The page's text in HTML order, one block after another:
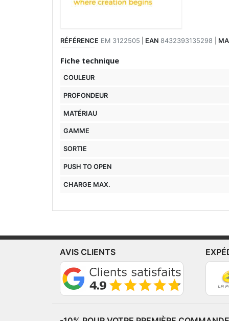
RÉFÉRENCE EM 3122505 EAN 8432393135298
Fiche technique
COULEUR
PROFONDEUR
MATÉRIAU
GAMME
SORTIE
PUSH TO OPEN
CHARGE MAX.
AVIS CLIENTS